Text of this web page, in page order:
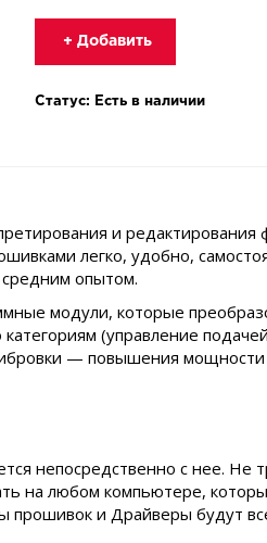
+ Добавить
Статус: Есть в наличии
и редактирования
легко, удобно,
опытом.
модули, которые
(управление
— повышения мощности
непосредственно с нее. Не
на любом компьютере,
и Драйверы будут